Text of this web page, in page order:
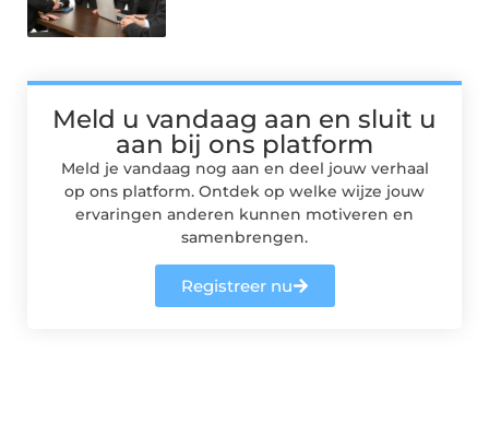
Meld u vandaag aan en sluit u
aan bij ons platform
Meld je vandaag nog aan en deel jouw verhaal
op ons platform. Ontdek op welke wijze jouw
ervaringen anderen kunnen motiveren en
samenbrengen.
Registreer nu